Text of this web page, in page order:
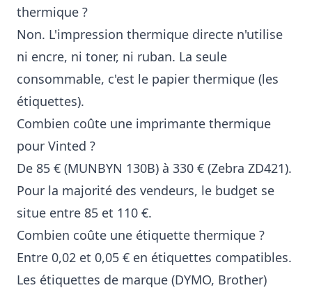
thermique ?
Non. L'impression thermique directe n'utilise
ni encre, ni toner, ni ruban. La seule
consommable, c'est le papier thermique (les
étiquettes).
Combien coûte une imprimante thermique
pour Vinted ?
De 85 € (MUNBYN 130B) à 330 € (Zebra ZD421).
Pour la majorité des vendeurs, le budget se
situe entre 85 et 110 €.
Combien coûte une étiquette thermique ?
Entre 0,02 et 0,05 € en étiquettes compatibles.
Les étiquettes de marque (DYMO, Brother)